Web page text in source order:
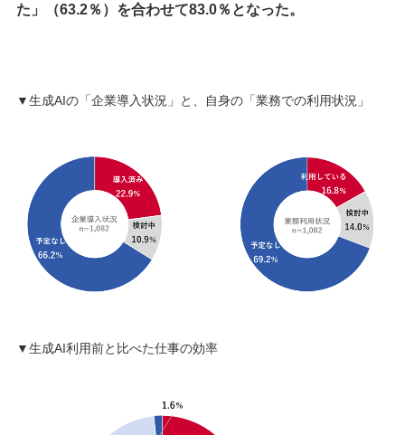
た」（63.2％）を合わせて83.0％となった。
▼生成AIの「企業導入状況」と、自身の「業務での利用状況」
▼生成AI利用前と比べた仕事の効率